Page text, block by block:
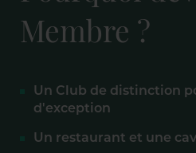
Membre ?
Un Club de distinction
d'exception
Un restaurant et une